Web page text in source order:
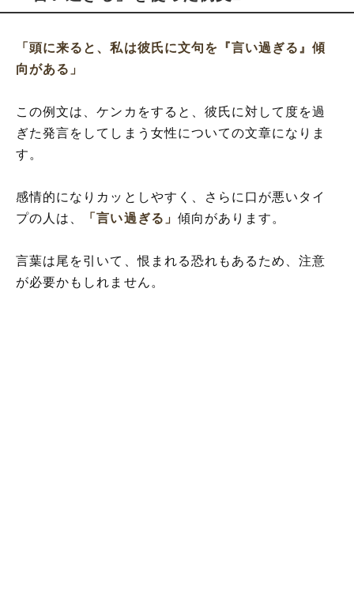
「頭に来ると、私は彼氏に文句を『言い過ぎる』傾
向がある」
この例文は、ケンカをすると、彼氏に対して度を過
ぎた発言をしてしまう女性についての文章になりま
す。
感情的になりカッとしやすく、さらに口が悪いタイ
プの人は、
「言い過ぎる」 傾向があります。
言葉は尾を引いて、恨まれる恐れもあるため、注意
が必要かもしれません。